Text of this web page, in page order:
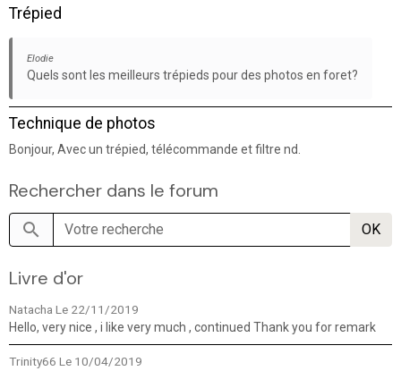
Trépied
Elodie
Quels sont les meilleurs trépieds pour des photos en foret?
Technique de photos
Bonjour, Avec un trépied, télécommande et filtre nd.
Rechercher dans le forum
OK
Livre d'or
Natacha Le 22/11/2019
Hello, very nice , i like very much , continued Thank you for remark
Trinity66 Le 10/04/2019